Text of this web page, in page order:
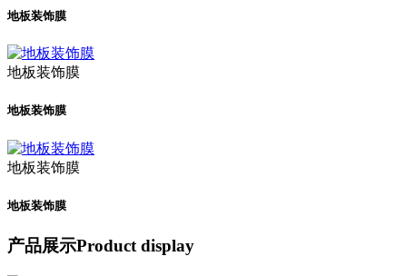
地板装饰膜
地板装饰膜
地板装饰膜
地板装饰膜
地板装饰膜
产品展示Product display